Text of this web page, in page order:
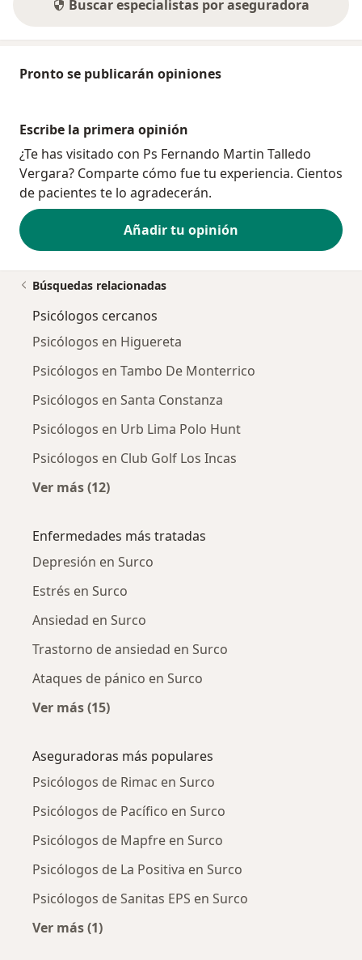
Buscar especialistas por aseguradora
Pronto se publicarán opiniones
Escribe la primera opinión
¿Te has visitado con Ps Fernando Martin Talledo
Vergara? Comparte cómo fue tu experiencia. Cientos
de pacientes te lo agradecerán.
Añadir tu opinión
Búsquedas relacionadas
Psicólogos cercanos
Psicólogos en Higuereta
Psicólogos en Tambo De Monterrico
Psicólogos en Santa Constanza
Psicólogos en Urb Lima Polo Hunt
Psicólogos en Club Golf Los Incas
Ver más (12)
Enfermedades más tratadas
Depresión en Surco
Estrés en Surco
Ansiedad en Surco
Trastorno de ansiedad en Surco
Ataques de pánico en Surco
Ver más (15)
Aseguradoras más populares
Psicólogos de Rimac en Surco
Psicólogos de Pacífico en Surco
Psicólogos de Mapfre en Surco
Psicólogos de La Positiva en Surco
Psicólogos de Sanitas EPS en Surco
Ver más (1)